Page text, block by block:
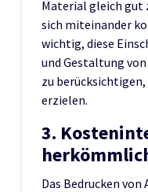
Material gleich gut
sich miteinander
wichtig, diese
und Gestaltung
zu
erzielen.
3.
Das Bedrucken